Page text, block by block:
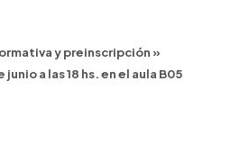
y preinscripción »
junio a las 18 hs. en el aula B05